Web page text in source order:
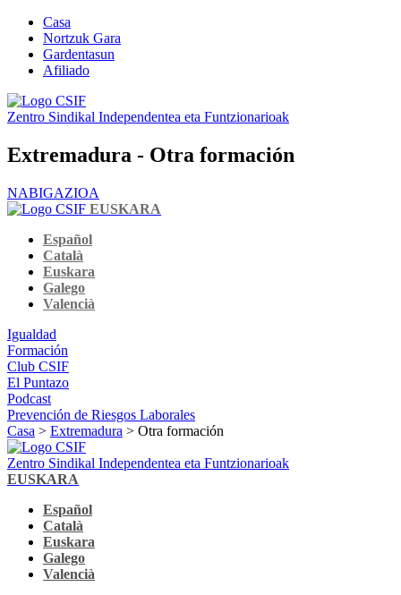
Casa
Nortzuk Gara
Gardentasun
Afiliado
Zentro Sindikal Independentea eta Funtzionarioak
Extremadura - Otra formación
NABIGAZIOA
EUSKARA
Español
Català
Euskara
Galego
Valencià
Igualdad
Formación
Club CSIF
El Puntazo
Podcast
Prevención de Riesgos Laborales
Casa > Extremadura > Otra formación
Zentro Sindikal Independentea eta Funtzionarioak
EUSKARA
Español
Català
Euskara
Galego
Valencià